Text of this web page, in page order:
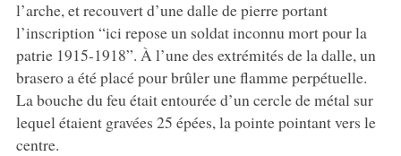
l’arche, et recouvert d’une dalle de pierre portant
l’inscription “ici repose un soldat inconnu mort pour la
patrie 1915-1918”. À l’une des extrémités de la dalle, un
brasero a été placé pour brûler une flamme perpétuelle.
La bouche du feu était entourée d’un cercle de métal sur
lequel étaient gravées 25 épées, la pointe pointant vers le
centre.